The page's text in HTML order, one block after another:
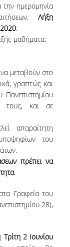
ΣΠΟΥΔΩΝ
ΣΠΟΥΔΩΝ
ΑΠΟ
την ημερομηνία
Λήξη
.
μαθήματα:
μεταβούν στο
γραπτώς και
τους, και σε
απαραίτητη
του
πρέπει να
.
Γραφεία του
28),
Τρίτη 2 Ιουνίου